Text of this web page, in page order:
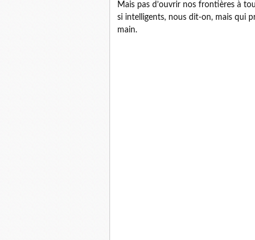
Mais pas d’ouvrir nos frontières à
si intelligents, nous dit-on, mais qui
main.